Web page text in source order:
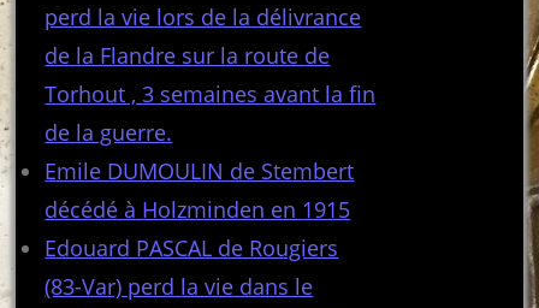
perd la vie lors de la délivrance
de la Flandre sur la route de
Torhout , 3 semaines avant la fin
de la guerre.
Emile DUMOULIN de Stembert
décédé à Holzminden en 1915
Edouard PASCAL de Rougiers
(83-Var) perd la vie dans le